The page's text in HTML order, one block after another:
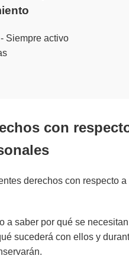
Siempre activo
con
derechos con respecto a
a saber por qué se
sucederá con ellos y